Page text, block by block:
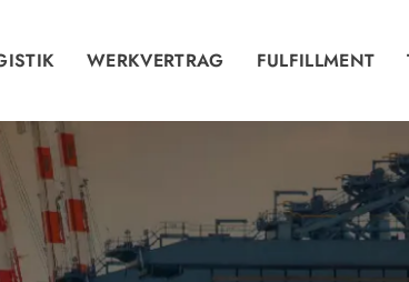
WERKVERTRAG FULFILLMENT